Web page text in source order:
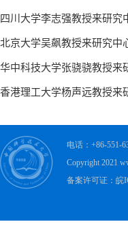
电话：+86-551-
Copyright 2021
备案许可证：皖